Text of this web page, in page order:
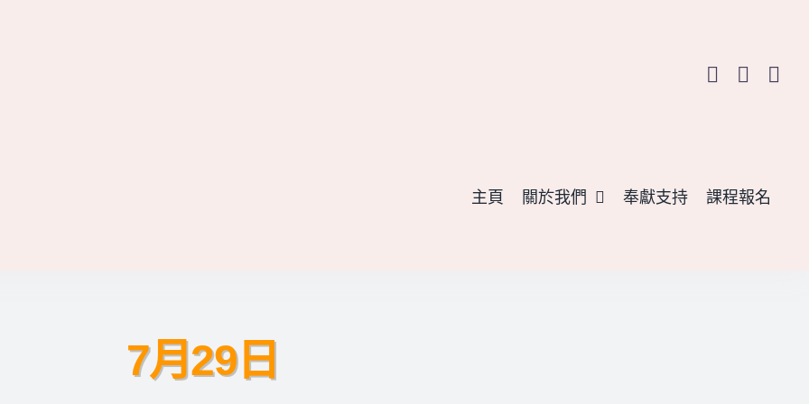
主頁 關於我們 奉獻支持 課程報名
7月29日